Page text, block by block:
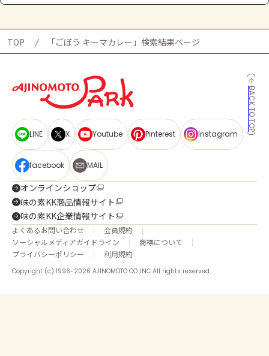
TOP 「ごぼう キーマカレー」検索結果ページ
BACK TO TOP
LINE X Youtube Pinterest Instagram
facebook MAIL
オンラインショップ
味の素KK商品情報サイト
味の素KK企業情報サイト
よくあるお問い合わせ
会員規約
ソーシャルメディアガイドライン
商標について
プライバシーポリシー
利用規約
Copyright (c) 1996-2026 AJINOMOTO CO.,INC All rights reserved.